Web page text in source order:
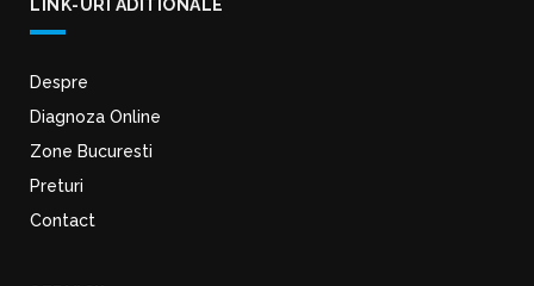
LINK-URI ADITIONALE
Despre
Diagnoza Online
Zone Bucuresti
Preturi
Contact